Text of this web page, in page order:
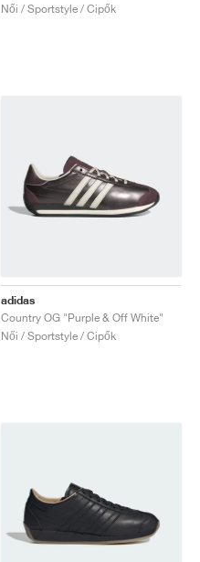
Női / Sportstyle / Cipők
adidas
Country OG "Purple & Off White"
Női / Sportstyle / Cipők